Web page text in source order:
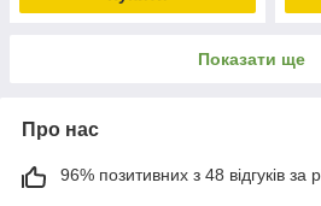
Показати ще
Про нас
96% позитивних з 48 відгуків за